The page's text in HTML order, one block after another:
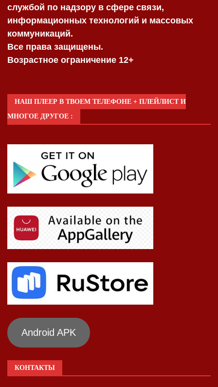
службой по надзору в сфере связи,
информационных технологий и массовых
коммуникаций.
Все права защищены.
Возрастное ограничение 12+
НАШ ПЛЕЕР В ТВОЕМ ТЕЛЕФОНЕ + ПЛЕЙЛИСТ И
МНОГОЕ ДРУГОЕ :
Android APK
КОНТАКТЫ